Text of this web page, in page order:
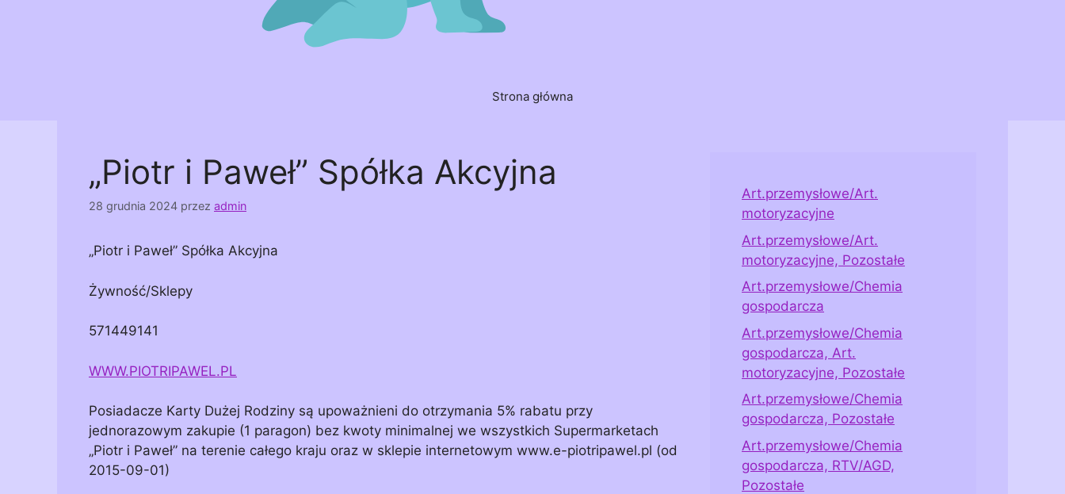
Strona główna
„Piotr i Paweł” Spółka Akcyjna
28 grudnia 2024 przez admin
„Piotr i Paweł” Spółka Akcyjna
Żywność/Sklepy
571449141
WWW.PIOTRIPAWEL.PL
Posiadacze Karty Dużej Rodziny są upoważnieni do otrzymania 5% rabatu przy
jednorazowym zakupie (1 paragon) bez kwoty minimalnej we wszystkich Supermarketach
„Piotr i Paweł” na terenie całego kraju oraz w sklepie internetowym www.e-piotripawel.pl (od
2015-09-01)
Art.przemysłowe/Art.
motoryzacyjne
Art.przemysłowe/Art.
motoryzacyjne, Pozostałe
Art.przemysłowe/Chemia
gospodarcza
Art.przemysłowe/Chemia
gospodarcza, Art.
motoryzacyjne, Pozostałe
Art.przemysłowe/Chemia
gospodarcza, Pozostałe
Art.przemysłowe/Chemia
gospodarcza, RTV/AGD,
Pozostałe